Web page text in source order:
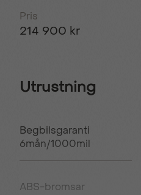
Pris
214 900 kr
Utrustning
Begbilsgaranti
6mån/1000mil
ABS-bromsar